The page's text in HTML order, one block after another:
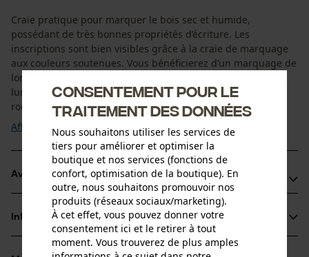
Craie pratique pour marquer le bois sec et humide,
possédant de très bonnes propriétés d’écriture. Les
inscriptions sont bien visibles grâce à la craie de marquage
aux couleurs soutenues. Vous bénéficierez d’un marquage de
longue durée, car la couleur résiste aux intempéries et à la
lumière. La craie de marquage Oregon est disponible en
rouge, bleu, vert, jaune, blanc et ...
Afficher plus
Avantages du produit
Marquage résistant aux intempéries et à la lumière,
couleurs intenses
Excellent marquage
Informations sur le produit
Consentement pour le
traitement des données
Nous souhaitons utiliser les services de
tiers pour améliorer et optimiser la
boutique et nos services (fonctions de
confort, optimisation de la boutique). En
outre, nous souhaitons promouvoir nos
produits (réseaux sociaux/marketing).
À cet effet, vous pouvez donner votre
consentement ici et le retirer à tout
moment. Vous trouverez de plus amples